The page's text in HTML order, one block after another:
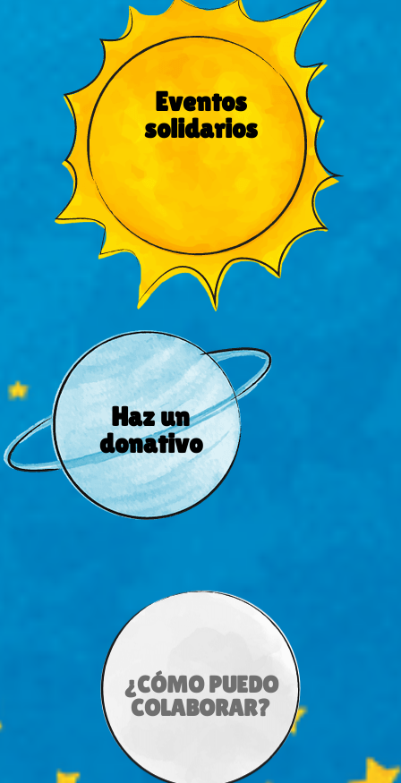
Eventos
solidarios
Haz un
donativo
¿CÓMO PUEDO
COLABORAR?